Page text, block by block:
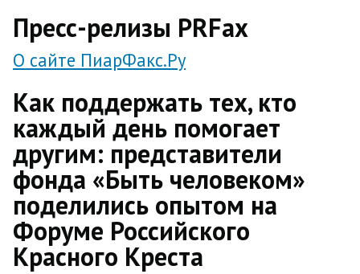
Пресс-релизы PRFax
О сайте ПиарФакс.Ру
Как поддержать тех, кто
каждый день помогает
другим: представители
фонда «Быть человеком»
поделились опытом на
Форуме Российского
Красного Креста